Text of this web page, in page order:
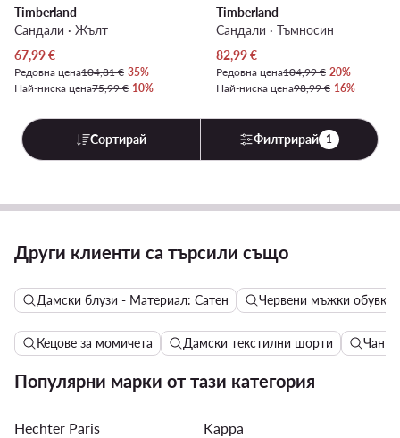
Timberland
Сандали · Жълт
Актуална цена
67,99€
Редовна цена104,81 €-35%
Най-ниска цена75,99 €-10%
Timberland
Сандали · Тъмносин
Актуална цена
82,99€
Редовна цена104,99 €-20%
Най-ниска цена98,99 €-16%
Сортирай Филтрирай 1
Други клиенти са търсили също
Дамски блузи - Материал: Сатен Червени мъжки обувки
Кецове за момичета Дамски текстилни шорти
Популярни марки от тази категория
Hechter Paris Kappa